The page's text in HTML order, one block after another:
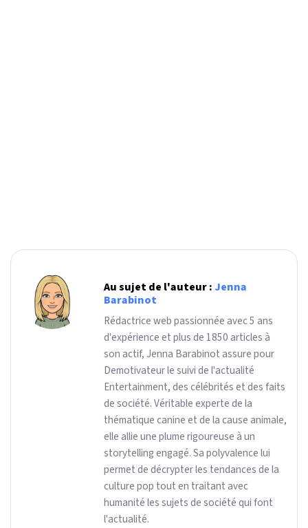
Au sujet de l'auteur : Jenna
Barabinot
Rédactrice web passionnée avec 5 ans
d'expérience et plus de 1850 articles à
son actif, Jenna Barabinot assure pour
Demotivateur le suivi de l'actualité
Entertainment, des célébrités et des faits
de société. Véritable experte de la
thématique canine et de la cause animale,
elle allie une plume rigoureuse à un
storytelling engagé. Sa polyvalence lui
permet de décrypter les tendances de la
culture pop tout en traitant avec
humanité les sujets de société qui font
l'actualité.